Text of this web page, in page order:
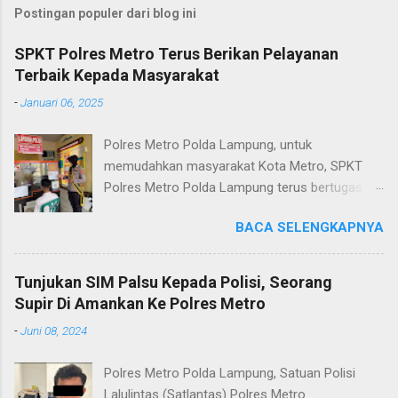
Postingan populer dari blog ini
SPKT Polres Metro Terus Berikan Pelayanan
Terbaik Kepada Masyarakat
-Januari 06, 2025
Polres Metro Polda Lampung, untuk
memudahkan masyarakat Kota Metro, SPKT
Polres Metro Polda Lampung terus bertugas
terkait layanan pengaduan, pelayanan SKCK dan
pelayanan Identifikasi sidik jari secara terpadu
kepada masyarakat. Senin (06/01/2025) Dalam
mewujudkan pelayanan prima kepolisian, SPKT
Heri Sulistyo Nugroho S.IK, M.IK mengatakan
BACA SELENGKAPNYA
Tunjukan SIM Palsu Kepada Polisi, Seorang
Supir Di Amankan Ke Polres Metro
-Juni 08, 2024
Polres Metro Polda Lampung, Satuan Polisi
Lalulintas (Satlantas) Polres Metro